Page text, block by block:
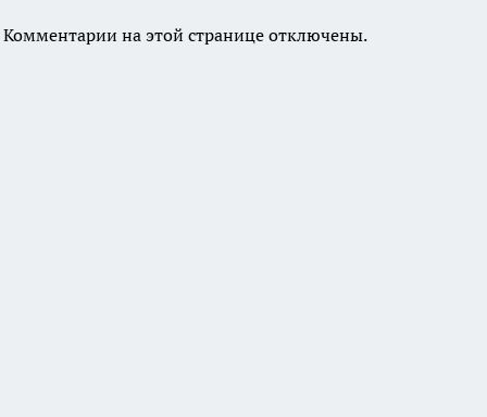
Комментарии на этой странице отключены.